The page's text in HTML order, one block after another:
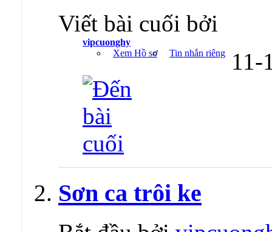
Viết bài cuối bởi
vipcuonghy
Xem Hồ sơ
Tin nhắn riêng 11-
Sơn ca trôi ke